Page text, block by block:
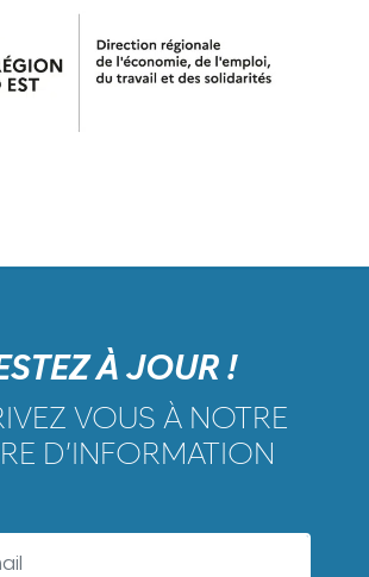
À JOUR !
VOUS À NOTRE
D’INFORMATION